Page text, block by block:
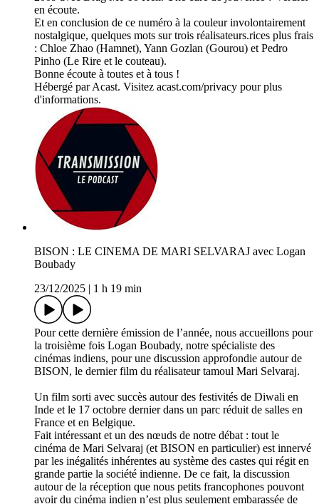
en écoute.
Et en conclusion de ce numéro à la couleur involontairement
nostalgique, quelques mots sur trois réalisateurs.rices plus frais
: Chloe Zhao (Hamnet), Yann Gozlan (Gourou) et Pedro
Pinho (Le Rire et le couteau).
Bonne écoute à toutes et à tous !
Hébergé par Acast. Visitez acast.com/privacy pour plus
d'informations.
BISON : LE CINEMA DE MARI SELVARAJ avec Logan
Boubady
23/12/2025
1 h 19 min
Pour cette dernière émission de l’année, nous accueillons pour
la troisième fois Logan Boubady, notre spécialiste des
cinémas indiens, pour une discussion approfondie autour de
BISON, le dernier film du réalisateur tamoul Mari Selvaraj.
Un film sorti avec succès autour des festivités de Diwali en
Inde et le 17 octobre dernier dans un parc réduit de salles en
France et en Belgique.
Fait intéressant et un des nœuds de notre débat : tout le
cinéma de Mari Selvaraj (et BISON en particulier) est innervé
par les inégalités inhérentes au système des castes qui régit en
grande partie la société indienne. De ce fait, la discussion
autour de la réception que nous petits francophones pouvont
avoir du cinéma indien n’est plus seulement embarassée de